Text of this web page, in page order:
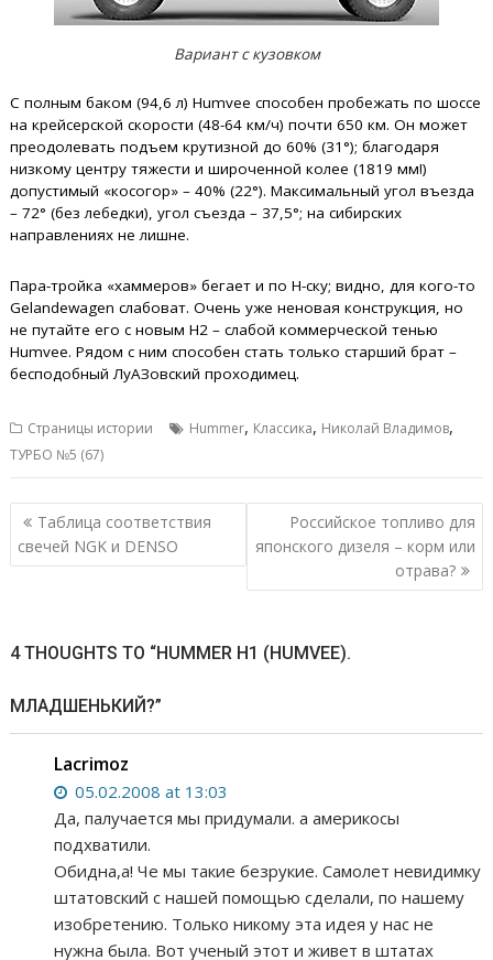
Вариант с кузовком
С полным баком (94,6 л) Humvee способен пробежать по шоссе
на крейсерской скорости (48-64 км/ч) почти 650 км. Он может
преодолевать подъем крутизной до 60% (31°); благодаря
низкому центру тяжести и широченной колее (1819 мм!)
допустимый «косогор» – 40% (22°). Максимальный угол въезда
– 72° (без лебедки), угол съезда – 37,5°; на сибирских
направлениях не лишне.
Пара-тройка «хаммеров» бегает и по Н-ску; видно, для кого-то
Gelandewagen слабоват. Очень уже неновая конструкция, но
не путайте его с новым H2 – слабой коммерческой тенью
Humvee. Рядом с ним способен стать только старший брат –
бесподобный ЛуАЗовский проходимец.
Страницы истории Hummer, Классика, Николай Владимов,
ТУРБО №5 (67)
Навигация
по
записям
Таблица соответствия
свечей NGK и DENSO
Российское топливо для
японского дизеля – корм или
отрава?
4 THOUGHTS TO “HUMMER H1 (HUMVEE).
МЛАДШЕНЬКИЙ?”
Lacrimoz
05.02.2008 at 13:03
Да, палучается мы придумали. а америкосы
подхватили.
Обидна,а! Че мы такие безрукие. Самолет невидимку
штатовский с нашей помощью сделали, по нашему
изобретению. Только никому эта идея у нас не
нужна была. Вот ученый этот и живет в штатах